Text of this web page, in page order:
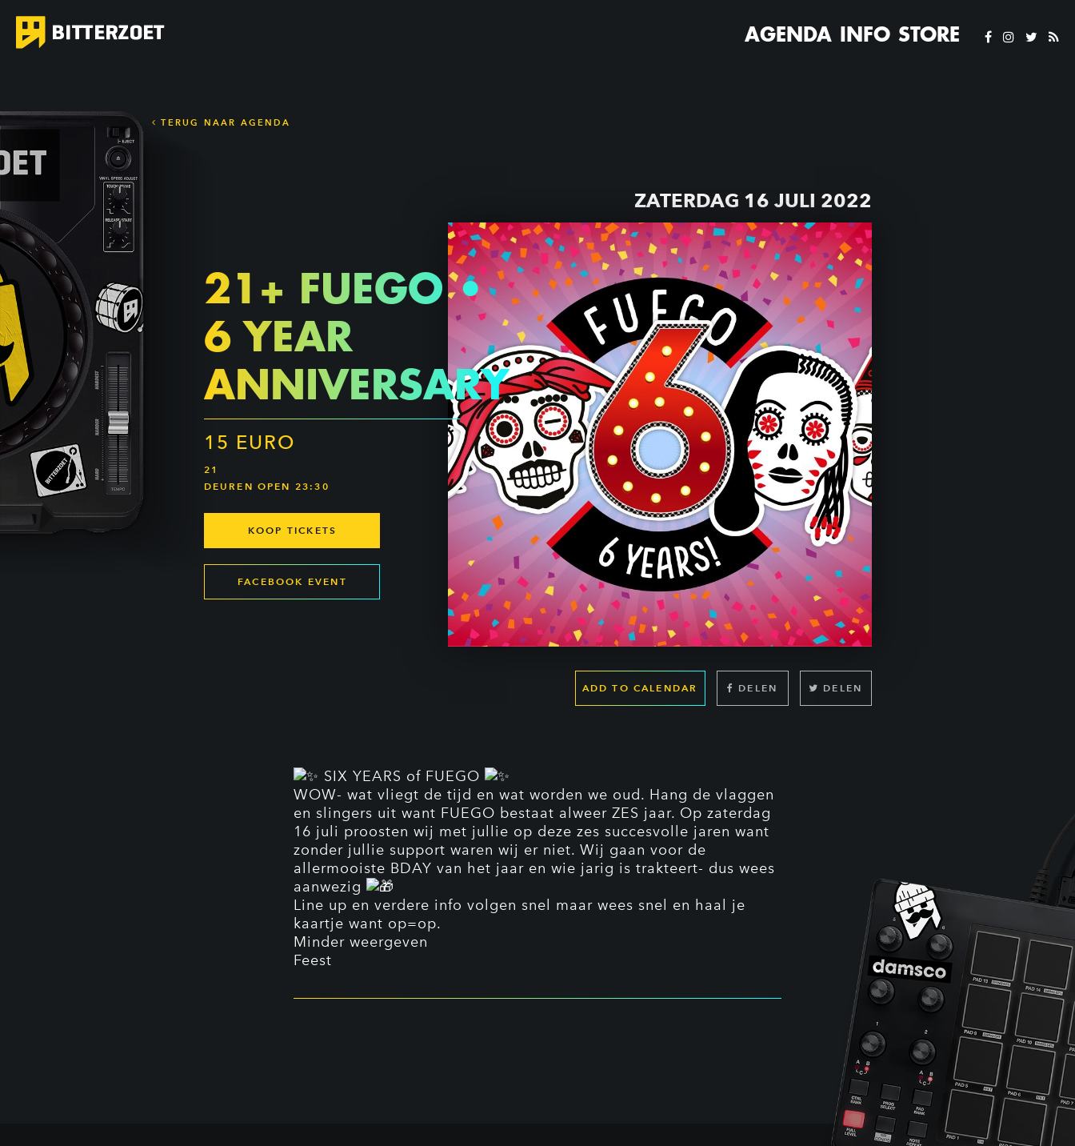
AGENDA INFO STORE
TERUG NAAR AGENDA
ZATERDAG 16 JULI 2022
ADD TO CALENDAR DELEN DELEN
21+ FUEGO •
6 YEAR
ANNIVERSARY
15 EURO
21
DEUREN OPEN 23:30
KOOP TICKETS
FACEBOOK EVENT
SIX YEARS of FUEGO
WOW- wat vliegt de tijd en wat worden we oud. Hang de vlaggen
en slingers uit want FUEGO bestaat alweer ZES jaar. Op zaterdag
16 juli proosten wij met jullie op deze zes succesvolle jaren want
zonder jullie support waren wij er niet. Wij gaan voor de
allermooiste BDAY van het jaar en wie jarig is trakteert- dus wees
aanwezig
Line up en verdere info volgen snel maar wees snel en haal je
kaartje want op=op.
Minder weergeven
Feest